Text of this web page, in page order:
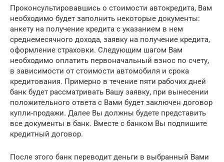
Проконсультировавшись о стоимости автокредита, Вам
необходимо будет заполнить некоторые документы:
анкету на получение кредита с указанием в нем
среднемесячного дохода, заявку на получение кредита,
оформление страховки. Следующим шагом Вам
необходимо оплатить первоначальный взнос по счету,
в зависимости от стоимости автомобиля и срока
кредитования. Примерно в течение пяти рабочих дней
банк будет рассматривать Вашу заявку, при вынесении
положительного ответа с Вами будет заключен договор
купли-продажи. Далее Вы должны будете представить
все документы в банк. Вместе с банком Вы подпишите
кредитный договор.
После этого банк переводит деньги в выбранный Вами